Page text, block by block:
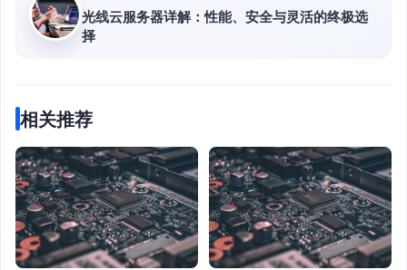
光线云服务器详解：性能、安全与灵活的终极选
择
相关推荐